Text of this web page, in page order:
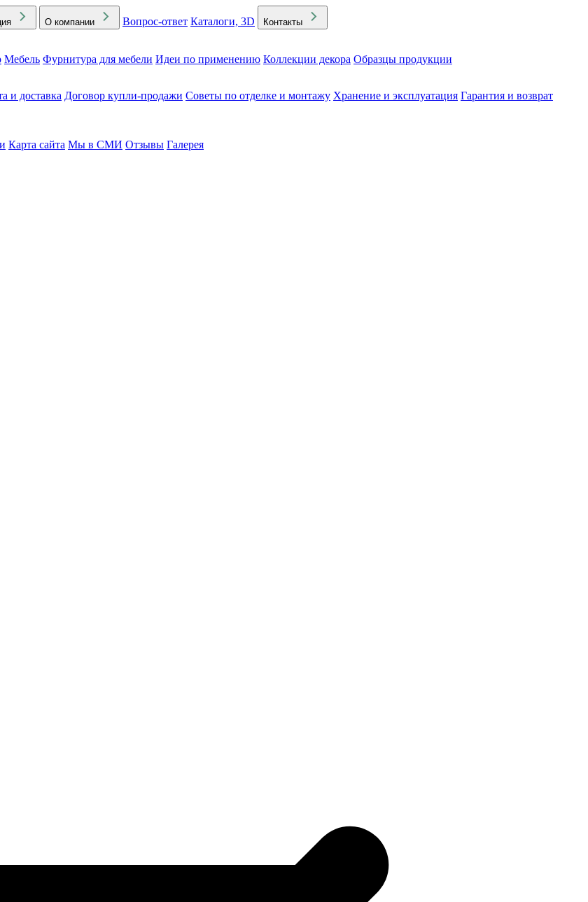
О компании Вопрос-ответ Каталоги, 3D Контакты
Мебель Фурнитура для мебели Идеи по применению Коллекции декора Образцы продукции
и доставка Договор купли-продажи Советы по отделке и монтажу Хранение и эксплуатация Гарантия и возврат
Карта сайта Мы в СМИ Отзывы Галерея